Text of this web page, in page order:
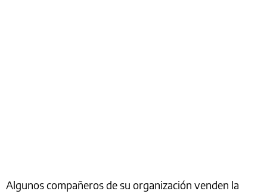
Algunos compañeros de su organización venden la